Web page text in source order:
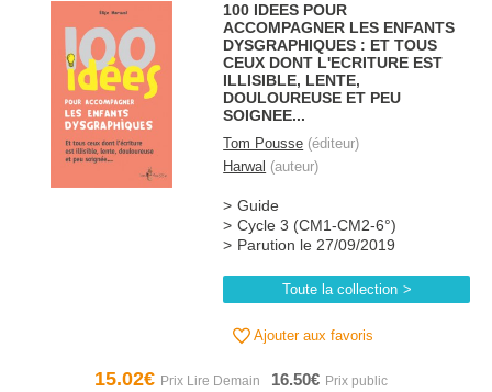
100 IDEES POUR
ACCOMPAGNER LES ENFANTS
DYSGRAPHIQUES : ET TOUS
CEUX DONT L'ECRITURE EST
ILLISIBLE, LENTE,
DOULOUREUSE ET PEU
SOIGNEE...
Tom Pousse (éditeur)
Harwal (auteur)
Guide
Cycle 3 (CM1-CM2-6°)
Parution le 27/09/2019
Toute la collection
Ajouter aux favoris
15.02€ 16.50€